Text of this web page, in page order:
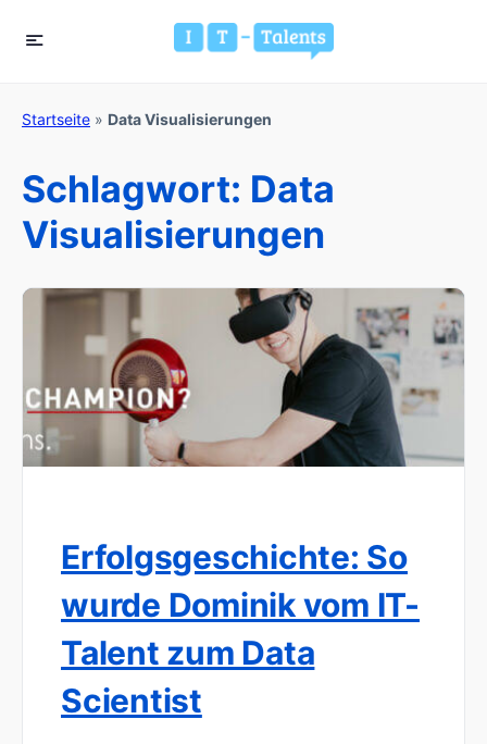
Startseite » Data Visualisierungen
Schlagwort: Data
Visualisierungen
Erfolgsgeschichte: So
wurde Dominik vom IT-
Talent zum Data
Scientist